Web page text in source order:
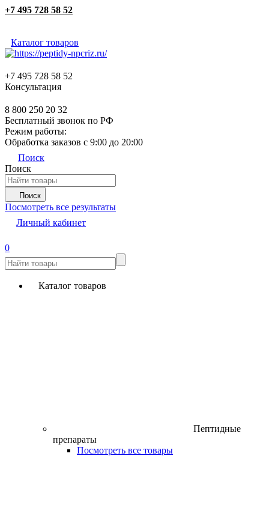
+7 495 728 58 52
Каталог товаров
+7 495 728 58 52
Консультация
8 800 250 20 32
Бесплатный звонок по РФ
Режим работы:
Обработка заказов с 9:00 до 20:00
Поиск
Поиск
Поиск
Посмотреть все результаты
Личный кабинет
0
Каталог товаров
Пептидные
препараты
Посмотреть все товары